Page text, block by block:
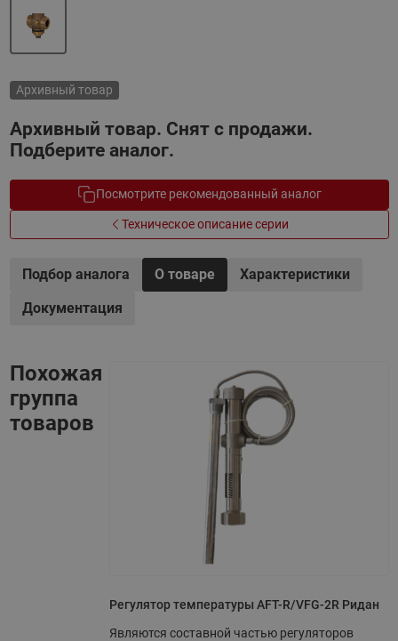
Архивный товар
Архивный товар. Снят с продажи.
Подберите аналог.
Посмотрите рекомендованный аналог
Техническое описание серии
Подбор аналога О товаре
Характеристики
Документация
Похожая
группа
товаров
Регулятор температуры AFT-R/VFG-2R Ридан
Являются составной частью регуляторов